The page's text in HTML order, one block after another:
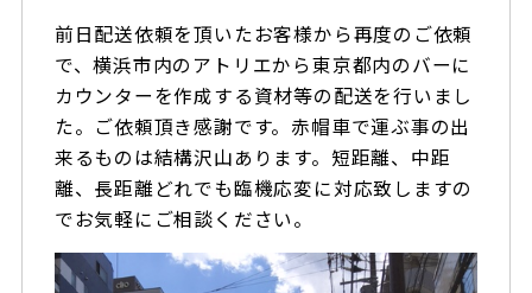
前日配送依頼を頂いたお客様から再度のご依頼
で、横浜市内のアトリエから東京都内のバーに
カウンターを作成する資材等の配送を行いまし
た。ご依頼頂き感謝です。赤帽車で運ぶ事の出
来るものは結構沢山あります。短距離、中距
離、長距離どれでも臨機応変に対応致しますの
でお気軽にご相談ください。